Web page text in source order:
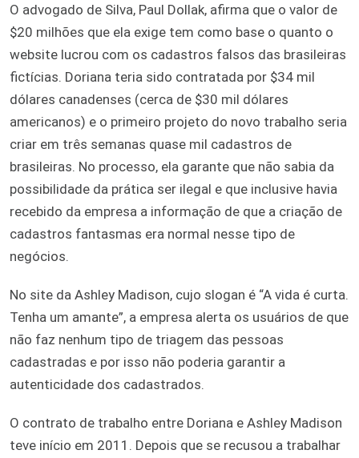
O advogado de Silva, Paul Dollak, afirma que o valor de
$20 milhões que ela exige tem como base o quanto o
website lucrou com os cadastros falsos das brasileiras
fictícias. Doriana teria sido contratada por $34 mil
dólares canadenses (cerca de $30 mil dólares
americanos) e o primeiro projeto do novo trabalho seria
criar em três semanas quase mil cadastros de
brasileiras. No processo, ela garante que não sabia da
possibilidade da prática ser ilegal e que inclusive havia
recebido da empresa a informação de que a criação de
cadastros fantasmas era normal nesse tipo de
negócios.
No site da Ashley Madison, cujo slogan é “A vida é curta.
Tenha um amante”, a empresa alerta os usuários de que
não faz nenhum tipo de triagem das pessoas
cadastradas e por isso não poderia garantir a
autenticidade dos cadastrados.
O contrato de trabalho entre Doriana e Ashley Madison
teve início em 2011. Depois que se recusou a trabalhar